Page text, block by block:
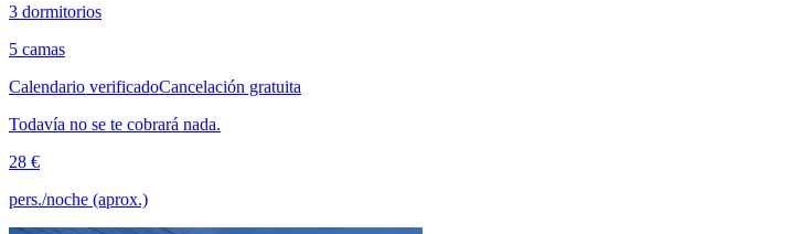
3 dormitorios
5 camas
Calendario verificadoCancelación gratuita
Todavía no se te cobrará nada.
28 €
pers./noche (aprox.)